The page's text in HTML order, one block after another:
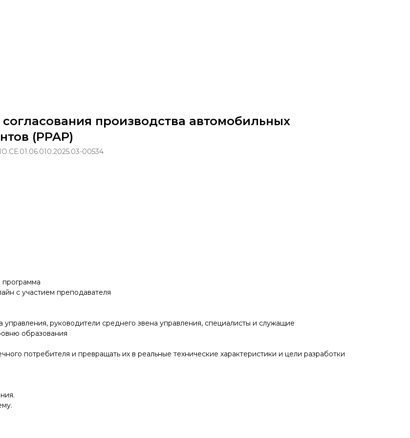
производства автомобильных
(PPAP)
00534
программа
с участием преподавателя
управления, руководители среднего звена управления, специалисты и служащие
образования
потребителя и превращать их в реальные технические характеристики и цели разработки